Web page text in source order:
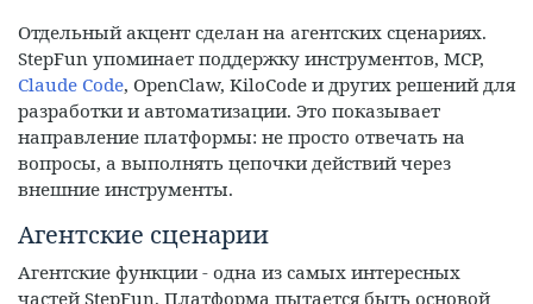
Отдельный акцент сделан на агентских сценариях.
StepFun упоминает поддержку инструментов, MCP,
Claude Code, OpenClaw, KiloCode и других решений для
разработки и автоматизации. Это показывает
направление платформы: не просто отвечать на
вопросы, а выполнять цепочки действий через
внешние инструменты.
Агентские сценарии
Агентские функции - одна из самых интересных
частей StepFun. Платформа пытается быть основой